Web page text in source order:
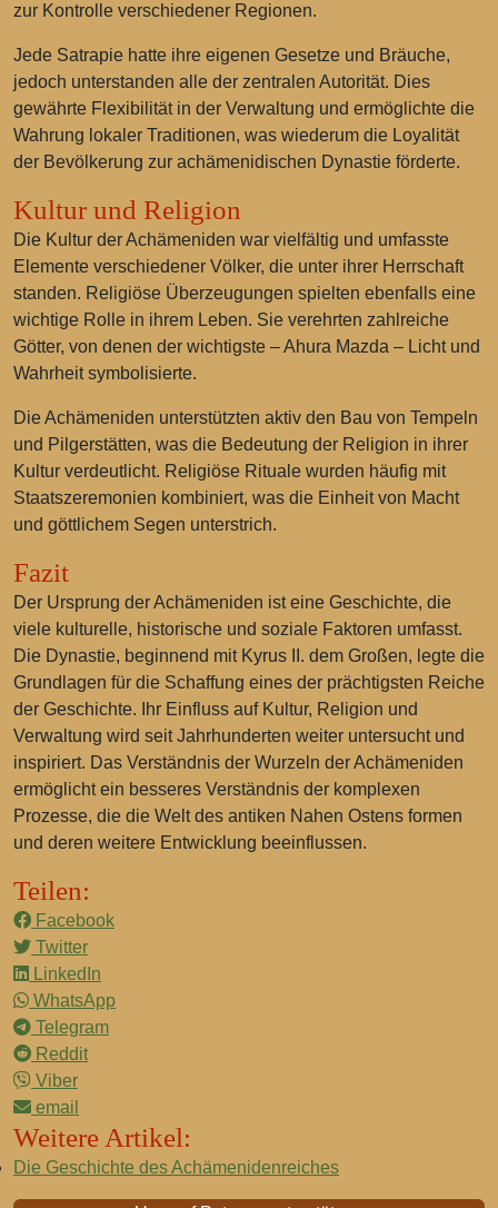
zur Kontrolle verschiedener Regionen.
Jede Satrapie hatte ihre eigenen Gesetze und Bräuche,
jedoch unterstanden alle der zentralen Autorität. Dies
gewährte Flexibilität in der Verwaltung und ermöglichte die
Wahrung lokaler Traditionen, was wiederum die Loyalität
der Bevölkerung zur achämenidischen Dynastie förderte.
Kultur und Religion
Die Kultur der Achämeniden war vielfältig und umfasste
Elemente verschiedener Völker, die unter ihrer Herrschaft
standen. Religiöse Überzeugungen spielten ebenfalls eine
wichtige Rolle in ihrem Leben. Sie verehrten zahlreiche
Götter, von denen der wichtigste – Ahura Mazda – Licht und
Wahrheit symbolisierte.
Die Achämeniden unterstützten aktiv den Bau von Tempeln
und Pilgerstätten, was die Bedeutung der Religion in ihrer
Kultur verdeutlicht. Religiöse Rituale wurden häufig mit
Staatszeremonien kombiniert, was die Einheit von Macht
und göttlichem Segen unterstrich.
Fazit
Der Ursprung der Achämeniden ist eine Geschichte, die
viele kulturelle, historische und soziale Faktoren umfasst.
Die Dynastie, beginnend mit Kyrus II. dem Großen, legte die
Grundlagen für die Schaffung eines der prächtigsten Reiche
der Geschichte. Ihr Einfluss auf Kultur, Religion und
Verwaltung wird seit Jahrhunderten weiter untersucht und
inspiriert. Das Verständnis der Wurzeln der Achämeniden
ermöglicht ein besseres Verständnis der komplexen
Prozesse, die die Welt des antiken Nahen Ostens formen
und deren weitere Entwicklung beeinflussen.
Teilen:
Facebook
Twitter
LinkedIn
WhatsApp
Telegram
Reddit
Viber
email
Weitere Artikel:
Die Geschichte des Achämenidenreiches